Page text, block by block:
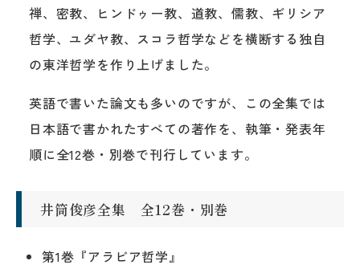
禅、密教、ヒンドゥー教、道教、儒教、ギリシア
哲学、ユダヤ教、スコラ哲学などを横断する独自
の東洋哲学を作り上げました。
英語で書いた論文も多いのですが、この全集では
日本語で書かれたすべての著作を、執筆・発表年
順に全12巻・別巻で刊行しています。
井筒俊彦全集 全12巻・別巻
第1巻『アラビア哲学』